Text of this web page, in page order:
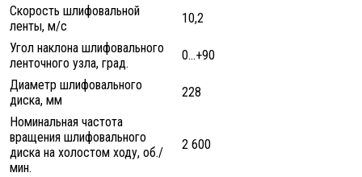
Скорость шлифовальной
ленты, м/с
10,2
Угол наклона шлифовального
ленточного узла, град.
0…+90
Диаметр шлифовального
диска, мм
228
Номинальная частота
вращения шлифовального
диска на холостом ходу, об./
мин.
2 600